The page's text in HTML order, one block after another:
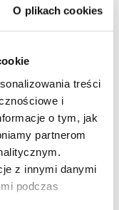
O plikach cookies
treści
i
o tym, jak
partnerom
z innymi danymi
podczas